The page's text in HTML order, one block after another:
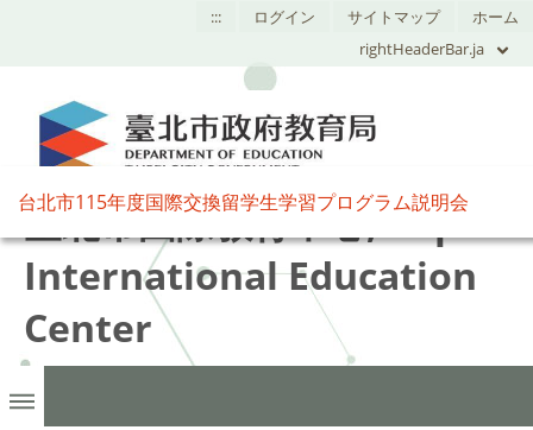
::: ログイン サイトマップ
ホーム
rightHeaderBar.ja
臺北市國際教育中心,Taipei
International Education
Center
台北市115年度国際交換留学生学習プログラム説明会